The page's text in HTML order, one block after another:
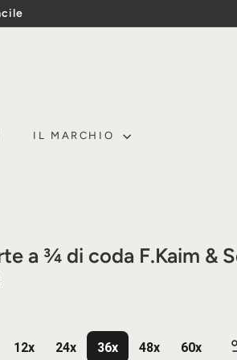
IL MARCHIO
a ¾ di coda F.Kaim &
12x 24x 36x 48x 60x